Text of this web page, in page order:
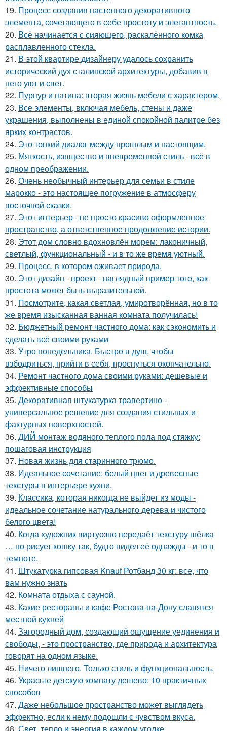
19. Процесс создания настенного декоративного
элемента, сочетающего в себе простоту и элегантность.
20. Всё начинается с сияющего, раскалённого комка
расплавленного стекла.
21. В этой квартире дизайнеру удалось сохранить
исторический дух сталинской архитектуры, добавив в
него уют и свет.
22. Пурпур и патина: вторая жизнь мебели с характером.
23. Все элементы, включая мебель, стены и даже
украшения, выполнены в единой спокойной палитре без
ярких контрастов.
24. Это тонкий диалог между прошлым и настоящим.
25. Мягкость, изящество и вневременной стиль - всё в
одном преображении.
26. Очень необычный интерьер для семьи в стиле
марокко - это настоящее погружение в атмосферу
восточной сказки.
27. Этот интерьер - не просто красиво оформленное
пространство, а ответственное продолжение истории.
28. Этот дом словно вдохновлён морем: лаконичный,
светлый, функциональный - и в то же время уютный.
29. Процесс, в котором оживает природа.
30. Этот дизайн - проект - наглядный пример того, как
простота может быть выразительной.
31. Посмотрите, какая светлая, умиротворённая, но в то
же время изысканная ванная комната получилась!
32. Бюджетный ремонт частного дома: как сэкономить и
сделать всё своими руками
33. Утро понедельника. Быстро в душ, чтобы
взбодриться, прийти в себя, проснуться окончательно.
34. Ремонт частного дома своими руками: дешевые и
эффективные способы
35. Декоративная штукатурка травертино -
универсальное решение для создания стильных и
фактурных поверхностей.
36. ДИЙ монтаж водяного теплого пола под стяжку:
пошаговая инструкция
37. Новая жизнь для старинного трюмо.
38. Идеальное сочетание: белый цвет и древесные
текстуры в интерьере кухни.
39. Классика, которая никогда не выйдет из моды -
идеальное сочетание натурального дерева и чистого
белого цвета!
40. Когда художник виртуозно передаёт текстуру шёлка
… но рисует кошку так, будто видел её однажды - и то в
темноте.
41. Штукатурка гипсовая Knauf Ротбанд 30 кг: все, что
вам нужно знать
42. Комната отдыха с сауной.
43. Какие рестораны и кафе Ростова-на-Дону славятся
местной кухней
44. Загородный дом, создающий ощущение уединения и
свободы, - это пространство, где природа и архитектура
говорят на одном языке.
45. Ничего лишнего. Только стиль и функциональность.
46. Украсьте детскую комнату дешево: 10 практичных
способов
47. Даже небольшое пространство может выглядеть
эффектно, если к нему подошли с чувством вкуса.